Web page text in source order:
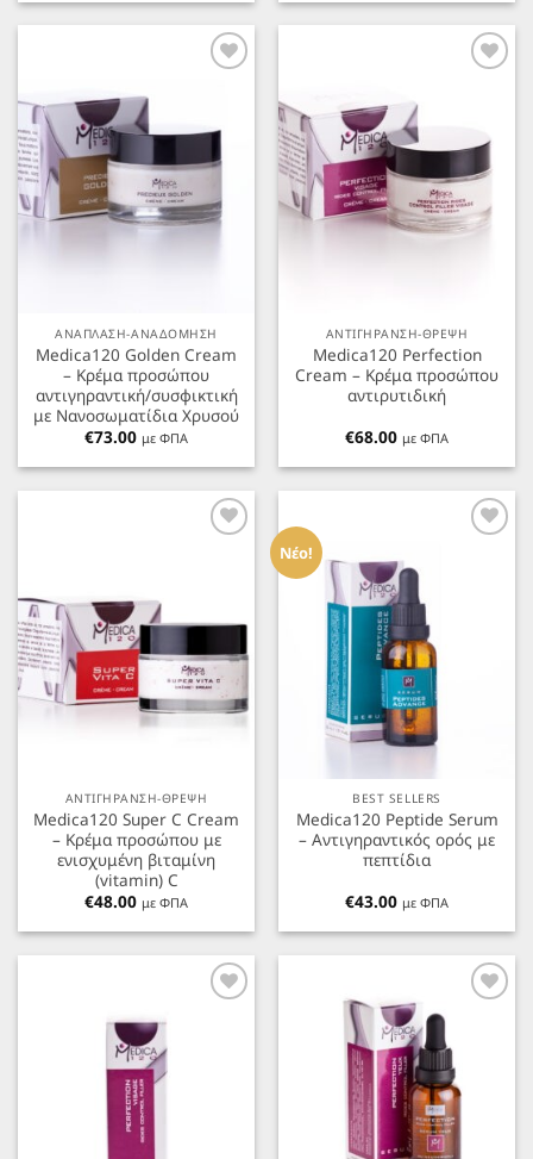
Προσθήκη
ΑΝΑΠΛΑΣΗ-ΑΝΑΔΟΜΗΣΗ
Medica120 Golden Cream
– Κρέμα προσώπου
αντιγηραντική/συσφικτική
με Νανοσωματίδια Χρυσού
€73.00 με ΦΠΑ
Προσθήκη
ΑΝΤΙΓΗΡΑΝΣΗ-ΘΡΕΨΗ
Medica120 Perfection
Cream – Κρέμα προσώπου
αντιρυτιδική
€68.00 με ΦΠΑ
Προσθήκη
ΑΝΤΙΓΗΡΑΝΣΗ-ΘΡΕΨΗ
Medica120 Super C Cream
– Κρέμα προσώπου με
ενισχυμένη βιταμίνη
(vitamin) C
€48.00 με ΦΠΑ
Νέο!
Προσθήκη
BEST SELLERS
Medica120 Peptide Serum
– Αντιγηραντικός ορός με
πεπτίδια
€43.00 με ΦΠΑ
Προσθήκη
Προσθήκη
Αγαπημένα